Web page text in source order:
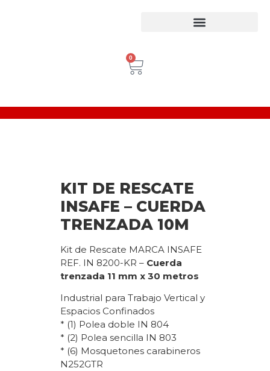
0
KIT DE RESCATE
INSAFE – CUERDA
TRENZADA 10M
Kit de Rescate MARCA INSAFE
REF. IN 8200-KR – Cuerda
trenzada 11 mm x 30 metros
Industrial para Trabajo Vertical y
Espacios Confinados
* (1) Polea doble IN 804
* (2) Polea sencilla IN 803
* (6) Mosquetones carabineros
N252GTR